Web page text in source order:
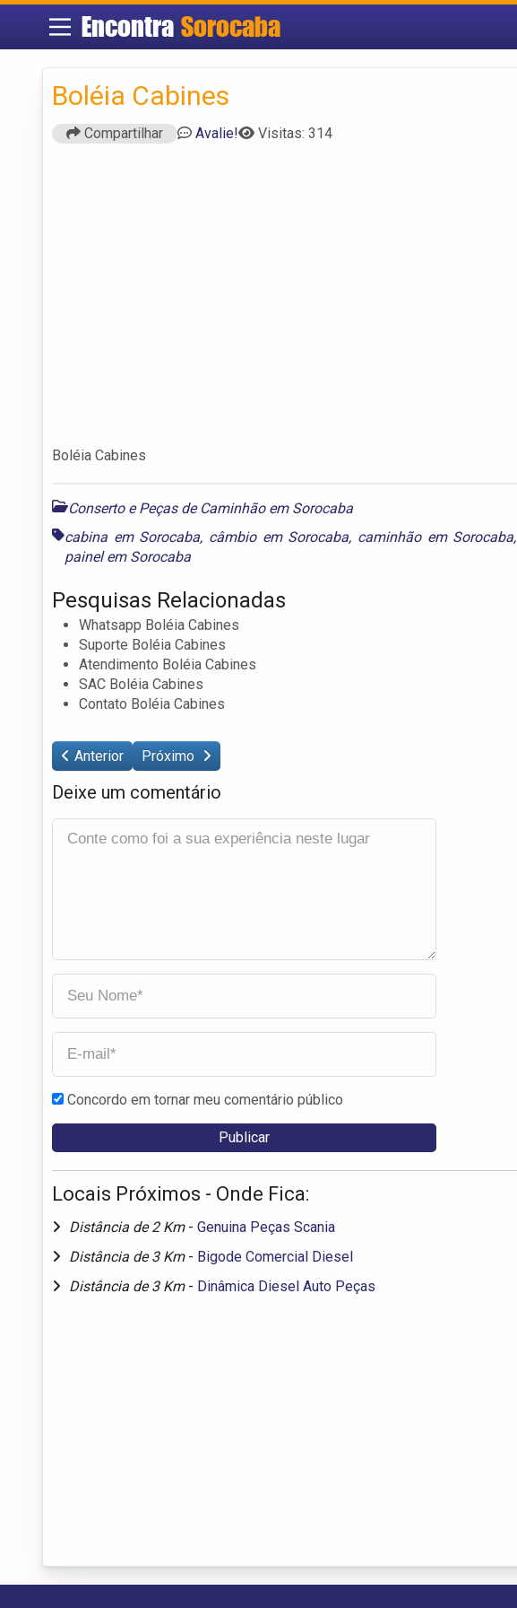
Encontra Sorocaba
Boléia Cabines
Compartilhar Avalie! Visitas: 314
Boléia Cabines
Conserto e Peças de Caminhão em Sorocaba
cabina em Sorocaba, câmbio em Sorocaba, caminhão em Sorocaba,
painel em Sorocaba
Pesquisas Relacionadas
Whatsapp Boléia Cabines
Suporte Boléia Cabines
Atendimento Boléia Cabines
SAC Boléia Cabines
Contato Boléia Cabines
Anterior Próximo
Deixe um comentário
Concordo em tornar meu comentário público
Locais Próximos - Onde Fica:
Distância de 2 Km - Genuina Peças Scania
Distância de 3 Km - Bigode Comercial Diesel
Distância de 3 Km - Dinâmica Diesel Auto Peças